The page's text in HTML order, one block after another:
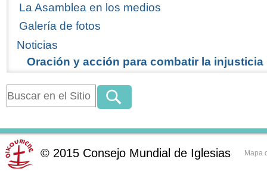
La Asamblea en los medios
Galería de fotos
Noticias
Oración y acción para combatir la injusticia
© 2015 Consejo Mundial de Iglesias Mapa